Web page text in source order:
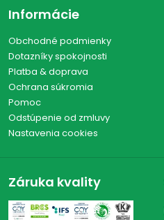
Informácie
Obchodné podmienky
Dotazníky spokojnosti
Platba & doprava
Ochrana súkromia
Pomoc
Odstúpenie od zmluvy
Nastavenia cookies
Záruka kvality